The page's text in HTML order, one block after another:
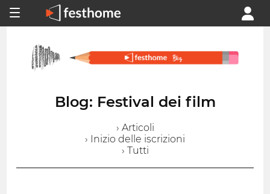
Blog: Festival dei film
› Articoli
› Inizio delle iscrizioni
› Tutti